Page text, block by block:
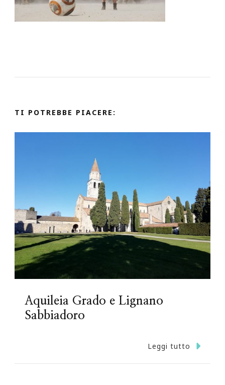
TI POTREBBE PIACERE:
Aquileia Grado e Lignano
Sabbiadoro
Leggi tutto